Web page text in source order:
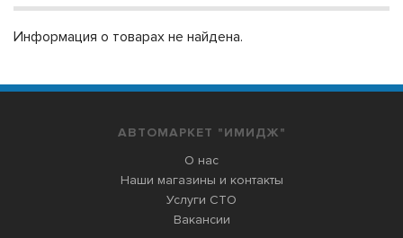
Информация о товарах не найдена.
АВТОМАРКЕТ "ИМИДЖ"
О нас
Наши магазины и контакты
Услуги СТО
Вакансии